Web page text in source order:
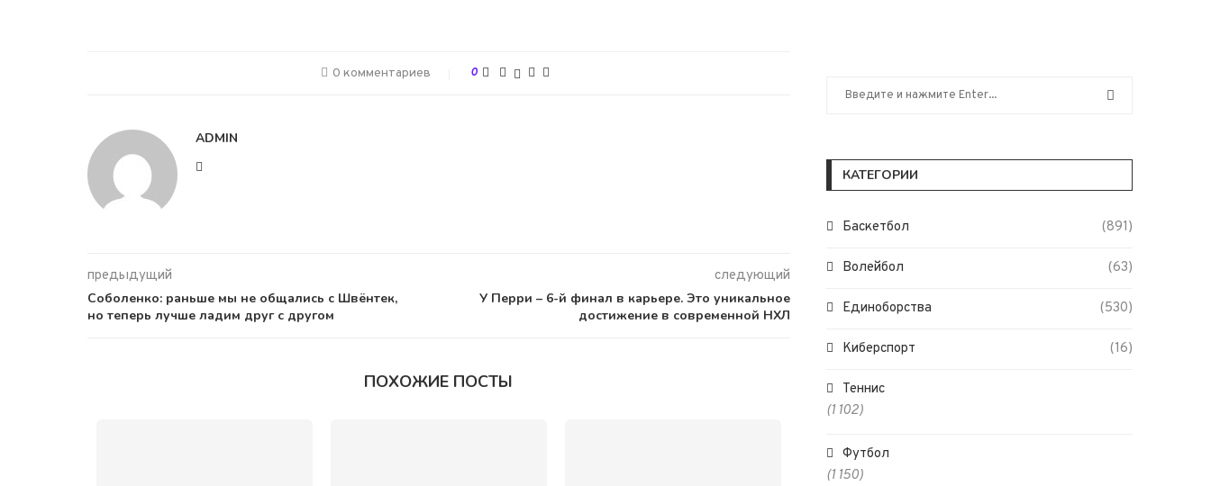
0 комментариев 0
ADMIN
предыдущий
Соболенко: раньше мы не общались с Швёнтек,
но теперь лучше ладим друг с другом
следующий
У Перри – 6-й финал в карьере. Это уникальное
достижение в современной НХЛ
ПОХОЖИЕ ПОСТЫ
КАТЕГОРИИ
Баскетбол (891)
Волейбол (63)
Единоборства (530)
Киберспорт (16)
Теннис
(1 102)
Футбол
(1 150)